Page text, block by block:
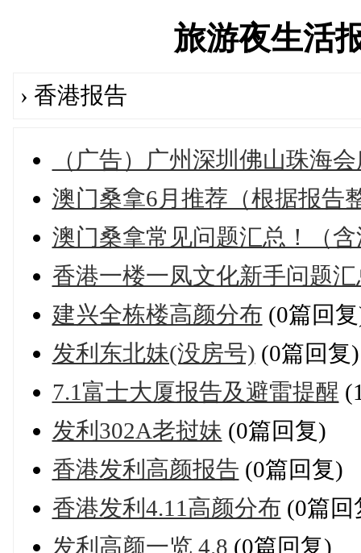
旅游夜生活
› 香港报告
（广告）广州深圳佛山珠海
澳门桑拿6月推荐（根据报告
澳门桑拿常见问题汇总！（
香港一楼一凤文化新手问题
建兴全栋楼高颜分布 (0篇回
发利东北妹(没房号) (0篇回复)
7.1富士大厦报告及避雷提醒
发利302A老挝妹 (0篇回复)
香港发利高颜报告 (0篇回复)
香港发利4.11高颜分布 (0篇回
发利高颜一览 4.8 (0篇回复)